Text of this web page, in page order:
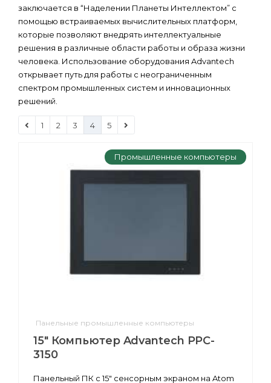
заключается в “Наделении Планеты Интеллектом” с
помощью встраиваемых вычислительных платформ,
которые позволяют внедрять интеллектуальные
решения в различные области работы и образа жизни
человека. Использование оборудования Advantech
открывает путь для работы с неограниченным
спектром промышленных систем и инновационных
решений.
1 2 3 4 5
Промышленные компьютеры
Панельные промышленные компьютеры
15" Компьютер Advantech PPC-
3150
Панельный ПК с 15" сенсорным экраном на Atom